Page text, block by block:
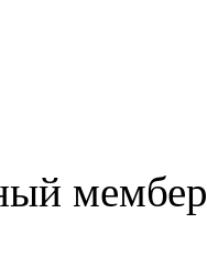
мембер